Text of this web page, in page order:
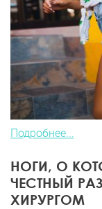
Подробнее...
НОГИ, О
ЧЕСТНЫЙ
ХИРУРГОМ